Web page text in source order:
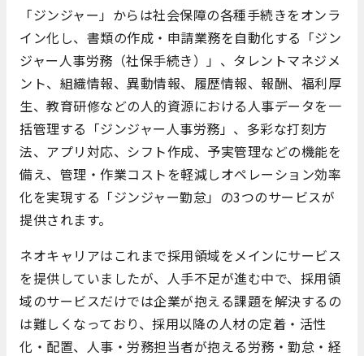
「ジンジャー」からは社会保障の各種手続きをオンラ
イン化し、書類の作成・申請業務を自動化する「ジン
ジャー人事労務（社保手続き）」、タレントマネジメ
ント、組織情報、異動情報、履歴情報、報酬、福利厚
生、教育研修などの人的資源における人事データを一
括管理する「ジンジャー人事労務」、多彩な打刻方
法、アプリ対応、シフト作成、予実管理などの機能を
備え、管理・作業コストを軽減しオペレーション効率
化を実現する「ジンジャー勤怠」の3つのサービスが
提供されます。
ネオキャリアはこれまで採用領域をメインにサービス
を提供していましたが、人手不足が進む中で、採用領
域のサービスだけでは企業が抱える課題を解決するの
は難しくなっており、採用以降の人材の定着・活性
化・配置、人事・労務担当者が抱える労務・勤怠・経